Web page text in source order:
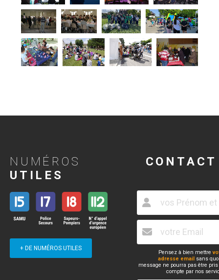
NUMÉROS
UTILES
+ DE NUMÉROS UTILES
CONTACT
Pensez à bien mettre
adresse email sans
message ne pourra pas être
compte par nos